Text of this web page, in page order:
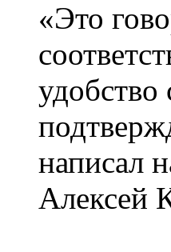
«Это
написал
Алексей